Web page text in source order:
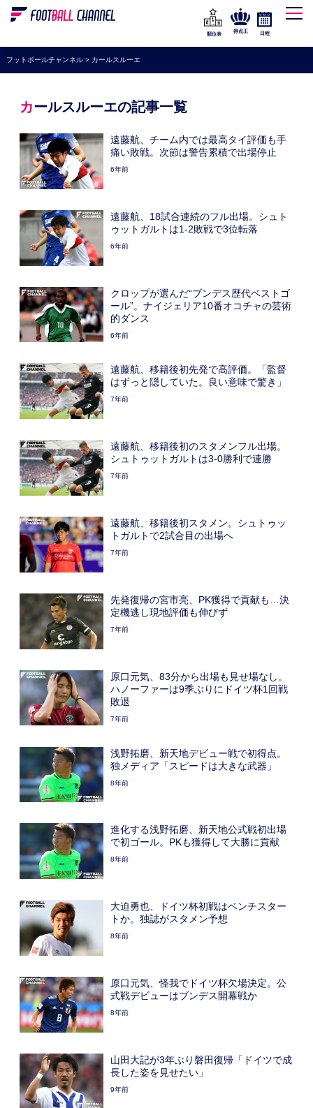
WEリーグ
海外サッカー
プレミアリーグ
ラ・リーガ
ブンデスリーガ
UEFA
高校サッカー
動画
順位表
得点王 日程
フットボールチャンネル> カールスルーエ
カールスルーエの記事一覧
遠藤航、チーム内では最高タイ評価も手
痛い敗戦。次節は警告累積で出場停止
6年前
遠藤航、18試合連続のフル出場。シュト
ゥットガルトは1-2敗戦で3位転落
6年前
クロップが選んだ“ブンデス歴代ベストゴ
ール”。ナイジェリア10番オコチャの芸術
的ダンス
6年前
遠藤航、移籍後初先発で高評価。「監督
はずっと隠していた。良い意味で驚き」
7年前
遠藤航、移籍後初のスタメンフル出場。
シュトゥットガルトは3-0勝利で連勝
7年前
遠藤航、移籍後初スタメン。シュトゥッ
トガルトで2試合目の出場へ
7年前
先発復帰の宮市亮、PK獲得で貢献も…決
定機逃し現地評価も伸びず
7年前
原口元気、83分から出場も見せ場なし。
ハノーファーは9季ぶりにドイツ杯1回戦
敗退
7年前
浅野拓磨、新天地デビュー戦で初得点。
独メディア「スピードは大きな武器」
8年前
進化する浅野拓磨、新天地公式戦初出場
で初ゴール。PKも獲得して大勝に貢献
8年前
大迫勇也、ドイツ杯初戦はベンチスター
トか。独誌がスタメン予想
8年前
原口元気、怪我でドイツ杯欠場決定。公
式戦デビューはブンデス開幕戦か
8年前
山田大記が3年ぶり磐田復帰「ドイツで成
長した姿を見せたい」
9年前